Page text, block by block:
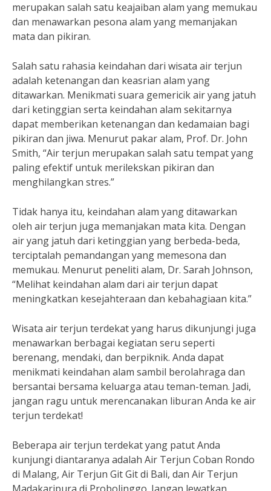
merupakan salah satu keajaiban alam yang memukau
dan menawarkan pesona alam yang memanjakan
mata dan pikiran.
Salah satu rahasia keindahan dari wisata air terjun
adalah ketenangan dan keasrian alam yang
ditawarkan. Menikmati suara gemericik air yang jatuh
dari ketinggian serta keindahan alam sekitarnya
dapat memberikan ketenangan dan kedamaian bagi
pikiran dan jiwa. Menurut pakar alam, Prof. Dr. John
Smith, “Air terjun merupakan salah satu tempat yang
paling efektif untuk merilekskan pikiran dan
menghilangkan stres.”
Tidak hanya itu, keindahan alam yang ditawarkan
oleh air terjun juga memanjakan mata kita. Dengan
air yang jatuh dari ketinggian yang berbeda-beda,
terciptalah pemandangan yang memesona dan
memukau. Menurut peneliti alam, Dr. Sarah Johnson,
“Melihat keindahan alam dari air terjun dapat
meningkatkan kesejahteraan dan kebahagiaan kita.”
Wisata air terjun terdekat yang harus dikunjungi juga
menawarkan berbagai kegiatan seru seperti
berenang, mendaki, dan berpiknik. Anda dapat
menikmati keindahan alam sambil berolahraga dan
bersantai bersama keluarga atau teman-teman. Jadi,
jangan ragu untuk merencanakan liburan Anda ke air
terjun terdekat!
Beberapa air terjun terdekat yang patut Anda
kunjungi diantaranya adalah Air Terjun Coban Rondo
di Malang, Air Terjun Git Git di Bali, dan Air Terjun